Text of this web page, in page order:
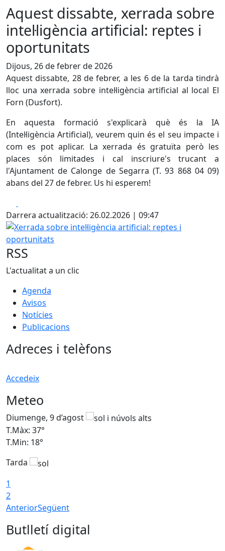
Aquest dissabte, xerrada sobre
intel·ligència artificial: reptes i
oportunitats
Dijous, 26 de febrer de 2026
Aquest dissabte, 28 de febrer, a les 6 de la tarda tindrà
lloc una xerrada sobre intel·ligència artificial al local El
Forn (Dusfort).
En aquesta formació s'explicarà què és la IA
(Intel·ligència Artificial), veurem quin és el seu impacte i
com es pot aplicar. La xerrada és gratuïta però les
places són limitades i cal inscriure's trucant a
l'Ajuntament de Calonge de Segarra (T. 93 868 04 09)
abans del 27 de febrer. Us hi esperem!
Darrera actualització: 26.02.2026 | 09:47
Xerrada sobre intel·ligència artificial: reptes i oportunitats
RSS
L'actualitat a un clic
Agenda
Avisos
Notícies
Publicacions
Adreces i telèfons
Accedeix
Meteo
Diumenge, 9 d’agost
T.Màx: 37°
T.Min: 18°
Tarda
1
2
AnteriorSegüent
Butlletí digital